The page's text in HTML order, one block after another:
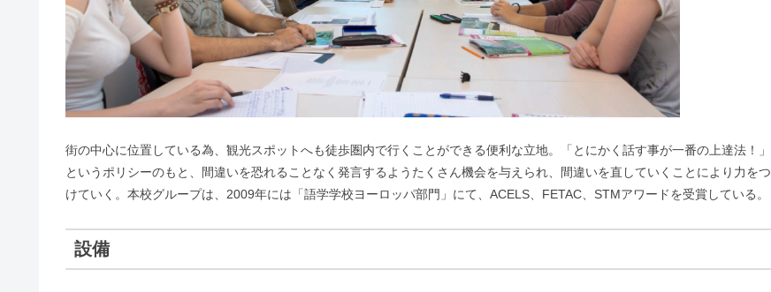
街の中心に位置している為、観光スポットへも徒歩圏内で行くことができる便利な立地。「とにかく話す事が一番の上達法！」
というポリシーのもと、間違いを恐れることなく発言するようたくさん機会を与えられ、間違いを直していくことにより力をつ
けていく。本校グループは、2009年には「語学学校ヨーロッパ部門」にて、ACELS、FETAC、STMアワードを受賞している。
設備